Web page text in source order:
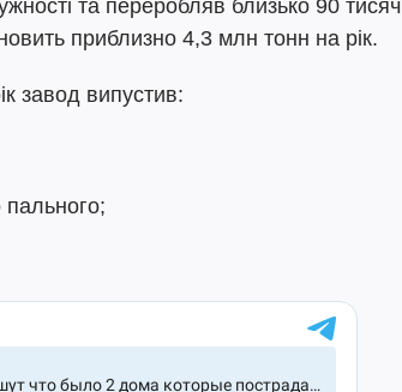
та переробляв близько 90 тисяч
приблизно 4,3 млн тонн на рік.
завод випустив: